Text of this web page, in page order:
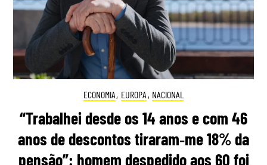
ECONOMIA, EUROPA , NACIONAL
“Trabalhei desde os 14 anos e com 46
anos de descontos tiraram‑me 18% da
pensão”: homem despedido aos 60 foi